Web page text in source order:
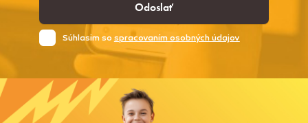
Odoslať
Súhlasim so spracovaním osobných údajov